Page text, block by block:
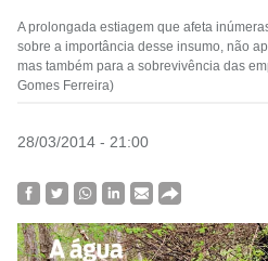
A prolongada estiagem que afeta
sobre a importância desse insumo, não
mas também para a sobrevivência das
Gomes Ferreira)
28/03/2014 - 21:00